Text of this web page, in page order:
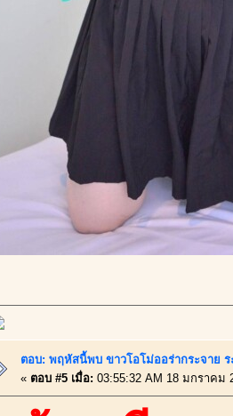
ตอบ: พฤหัสนี้พบ ขาวโอโม่ออร่ากระจาย
« ตอบ #5 เมื่อ: 03:55:32 AM 18 มกราคม